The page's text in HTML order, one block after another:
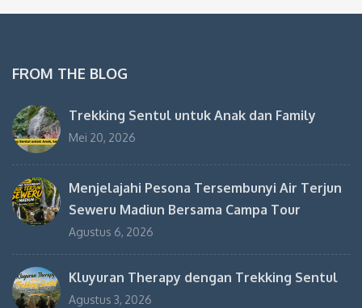
FROM THE BLOG
Trekking Sentul untuk Anak dan Family
Mei 20, 2026
Menjelajahi Pesona Tersembunyi Air Terjun
Seweru Madiun Bersama Campa Tour
Agustus 6, 2026
Kluyuran Therapy dengan Trekking Sentul
Agustus 3, 2026